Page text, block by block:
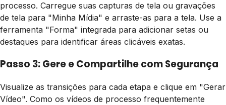
processo. Carregue suas capturas de tela ou gravações
de tela para "Minha Mídia" e arraste-as para a tela. Use a
ferramenta "Forma" integrada para adicionar setas ou
destaques para identificar áreas clicáveis exatas.
Passo 3: Gere e Compartilhe com Segurança
Visualize as transições para cada etapa e clique em "Gerar
Vídeo". Como os vídeos de processo frequentemente